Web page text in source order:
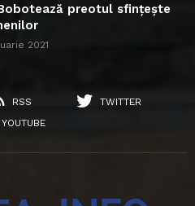
preotul sfințește
2021
RSS
TWITTER
YOUTUBE